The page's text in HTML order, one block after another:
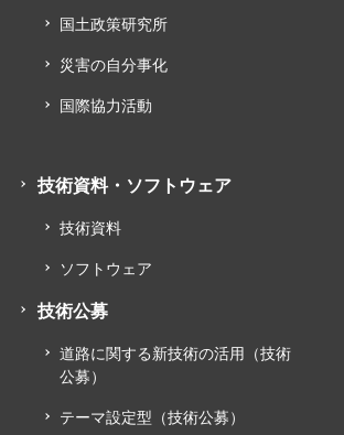
国土政策研究所
災害の自分事化
国際協力活動
技術資料・ソフトウェア
技術資料
ソフトウェア
技術公募
道路に関する新技術の活用（技術
公募）
テーマ設定型（技術公募）